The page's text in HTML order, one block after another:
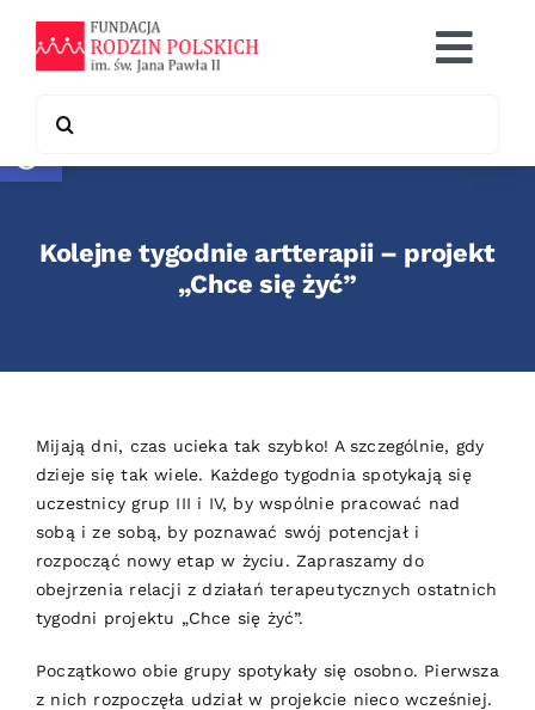
Otwórz pasek narzędzi
content
Co robimy
for:
Kolejne tygodnie artterapii – projekt
„Chce się żyć”
Mijają dni, czas ucieka tak szybko! A szczególnie, gdy
dzieje się tak wiele. Każdego tygodnia spotykają się
uczestnicy grup III i IV, by wspólnie pracować nad
sobą i ze sobą, by poznawać swój potencjał i
rozpocząć nowy etap w życiu. Zapraszamy do
obejrzenia relacji z działań terapeutycznych ostatnich
tygodni projektu „Chce się żyć”.
Początkowo obie grupy spotykały się osobno. Pierwsza
z nich rozpoczęła udział w projekcie nieco wcześniej.